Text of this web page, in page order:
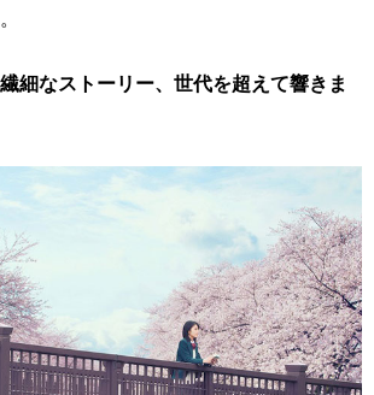
細なストーリー、世代を超えて響きま